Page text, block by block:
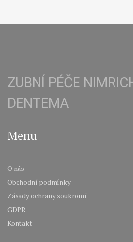
ZUBNÍ PÉČE
DENTEMA
Menu
O nás
Obchodní podmínky
Zásady ochrany soukromí
GDPR
Kontakt